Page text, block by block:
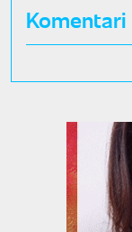
Komentari